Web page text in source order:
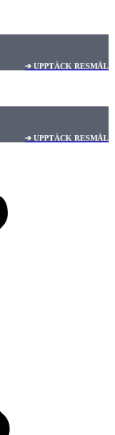
➔ UPPTÄCK RESMÅL
➔ UPPTÄCK RESMÅL